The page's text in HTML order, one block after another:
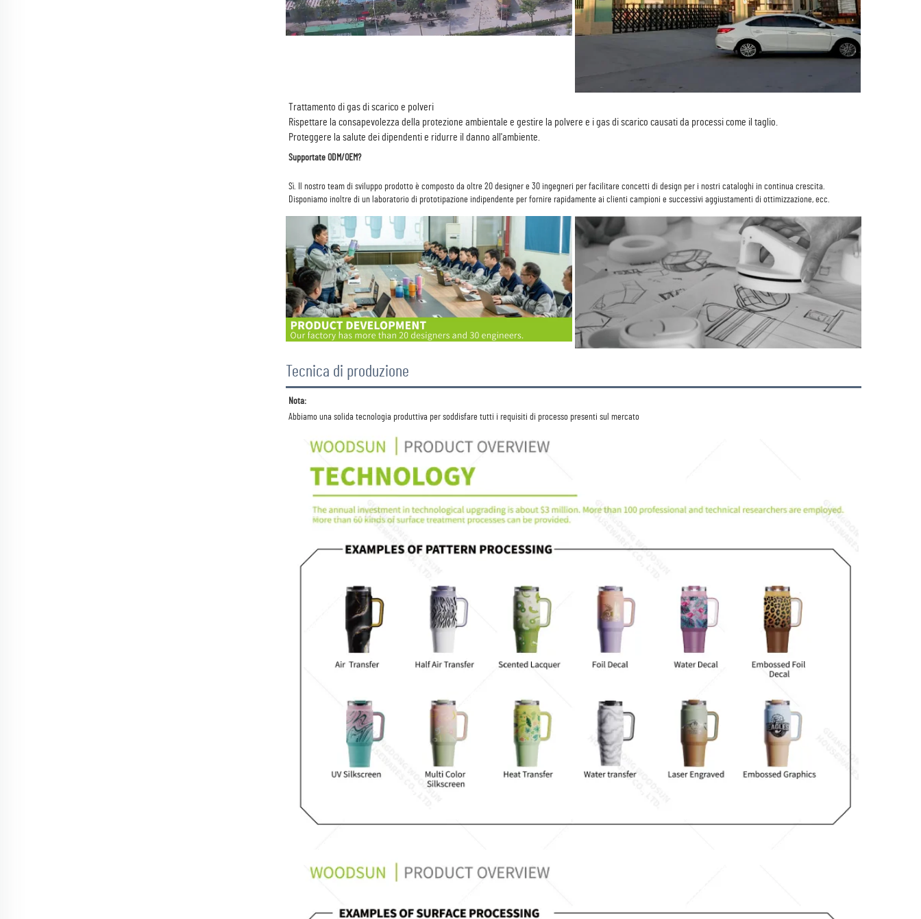
Trattamento di gas di scarico e polveri
Rispettare la consapevolezza della protezione ambientale e gestire la polvere e i gas di scarico causati da processi come il taglio.
Proteggere la salute dei dipendenti e ridurre il danno all'ambiente.
Supportate ODM/OEM?
Disponiamo inoltre di un laboratorio di prototipazione indipendente per fornire rapidamente ai clienti campioni e successivi aggiustamenti di ottimizzazione, ecc.
Tecnica di produzione
Nota:
Abbiamo una solida tecnologia produttiva per soddisfare tutti i requisiti di processo presenti sul mercato